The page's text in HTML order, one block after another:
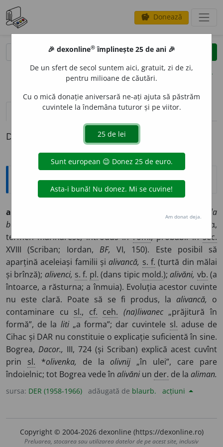
savings Donează
clear
opțiuni
definiții (1)
Definiția cu ID-ul 403470:
Etimologice
aliv
alla
banda,
ἄλλα βάντα,
termen marinăresc, introdus înrom., probabil însec.
XVIII (Scriban; Iordan, BF, VI, 150). Este posibil să
aparțină aceleiași familii șialivancă, s. f. (turtă din mălai
și brînză); alivenci, s. f. pl. (dans tipic mold.);alivăni, vb. (a
întoarce, a răsturna; a înmuia). Evoluția acestor cuvinte
nu este clară. Poate să se fi produs, la alivancă, o
contaminare cu sl., cf. ceh. (na)liwanec„prăjitură în
formă”, de la liti„a forma”; dar cuvintele sl. aduse de
Cihac și DAR nu constituie o explicație suficientă în sine.
Bogrea, Dacor., III, 724 (și Scriban) explică acest cuvînt
prin sl. *olivenka, de laolivnij „în ulei”, care pare
îndoielnic; tot Bogrea vede în alivăni un der. de la aliman.
sursa: DER (1958-1966) adăugată de blaurb. acțiuni
Copyright © 2004-2026 dexonline (https://dexonline.ro)
Preluarea, stocarea sau utilizarea datelor de pe acest site, inclusiv
🎉 dexonline® împlinește 25 de ani 🎉
De un sfert de secol suntem aici, gratuit, zi de zi,
pentru milioane de căutări.
Cu o mică donație aniversară ne-ați ajuta să păstrăm
cuvintele la îndemâna tuturor și pe viitor.
Am donat deja.